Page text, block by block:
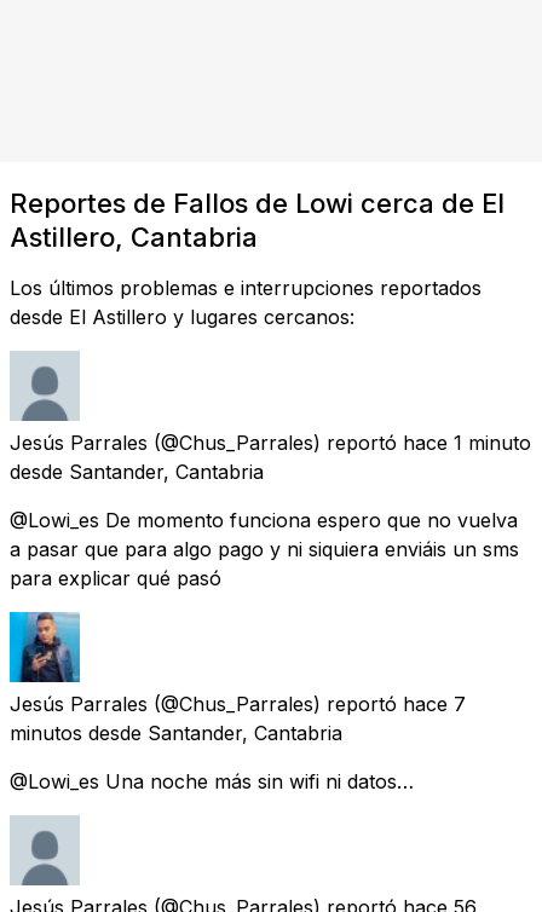
Reportes de Fallos de Lowi cerca de El
Astillero, Cantabria
Los últimos problemas e interrupciones reportados
desde El Astillero y lugares cercanos:
Jesús Parrales (@Chus_Parrales) reportó hace 1 minuto
desde Santander, Cantabria
@Lowi_es De momento funciona espero que no vuelva
a pasar que para algo pago y ni siquiera enviáis un sms
para explicar qué pasó
Jesús Parrales (@Chus_Parrales) reportó hace 7
minutos desde Santander, Cantabria
@Lowi_es Una noche más sin wifi ni datos…
Jesús Parrales (@Chus_Parrales) reportó hace 56